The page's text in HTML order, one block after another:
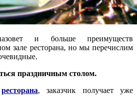
и больше преимуществ
зале ресторана, но мы перечислим
праздничным столом.
ресторана, заказчик получает уже